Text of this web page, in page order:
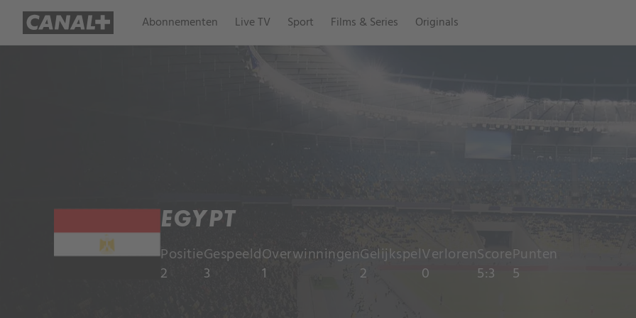
Abonnementen Live TV Sport Films & Series Originals
EGYPT
Positie
2
Gespeeld
3
Overwinningen
1
Gelijkspel
2
Verloren
0
Score
5:3
Punten
5